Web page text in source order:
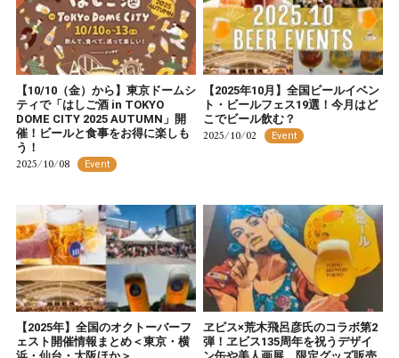
【10/10（金）から】東京ドームシ
ティで「はしご酒 in TOKYO
DOME CITY 2025 AUTUMN」開
催！ビールと食事をお得に楽しも
う！
2025/10/08 Event
【2025年10月】全国ビールイベン
ト・ビールフェス19選！今月はど
こでビール飲む？
2025/10/02 Event
【2025年】全国のオクトーバーフ
ェスト開催情報まとめ＜東京・横
ヱビス×荒木飛呂彦氏のコラボ第2
弾！ヱビス135周年を祝うデザイ